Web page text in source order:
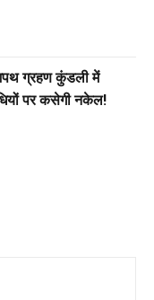
ग्रहण कुंडली में
पर कसेगी नकेल!